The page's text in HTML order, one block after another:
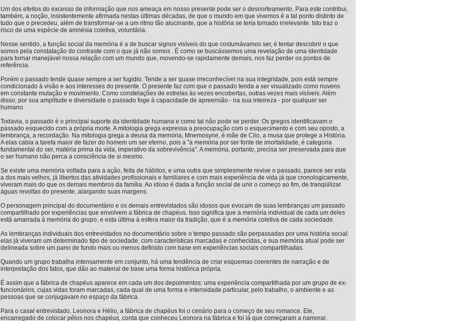
Um dos efeitos do excesso de informação que nos ameaça em nosso presente pode ser o desnorteamento. Para este contribui,
também, a noção, insistentemente afirmada nestas últimas décadas, de que o mundo em que vivemos é a tal ponto distinto de
tudo que o precedeu, além de transformar-se a um ritmo tão alucinante, que a história se teria tornado irrelevante. Isto traz o
risco de uma espécie de amnésia coletiva, voluntária.
Nesse sentido, a função social da memória é a de buscar signos visíveis do que costumávamos ser, é tentar descobrir o que
somos pela constatação do contraste com o que já não somos . É como se buscássemos uma revelação de uma identidade
para tornar manejável nossa relação com um mundo que, movendo-se rapidamente demais, nos faz perder os pontos de
referência.
Porém o passado tende quase sempre a ser fugidio. Tende a ser quase irreconhecível na sua integridade, pois está sempre
condicionado à visão e aos interesses do presente. O presente faz com que o passado tenda a ser visualizado como nuvens
em constante mutação e movimento. Como constelações de estrelas às vezes encobertas, outras vezes mais visíveis. Além
disso, por sua amplitude e diversidade o passado foge à capacidade de apreensão - na sua inteireza - por qualquer ser
humano.
Todavia, o passado é o principal suporte da identidade humana e como tal não pode se perder. Os gregos identificavam o
passado esquecido com a própria morte. A mitologia grega expressa a preocupação com o esquecimento e com seu oposto, a
lembrança, a recordação. Na mitologia grega a deusa da memória, Mnemosyne, é mãe de Clio, a musa que protege a História.
A elas cabia a tarefa maior de fazer do homem um ser eterno, pois a "a memória por ser fonte de imortalidade, é categoria
fundamental do ser, matéria prima da vida, imperativo da sobrevivência". A memória, portanto, precisa ser preservada para que
o ser humano não perca a consciência de si mesmo.
Se existe uma memória voltada para a ação, feita de hábitos, e uma outra que simplesmente revive o passado, parece ser esta
a dos mais velhos, já libertos das atividades profissionais e familiares e com mais experiência de vida já que cronologicamente,
viveram mais do que os demais membros da família. Ao idoso é dada a função social de unir o começo ao fim, de tranqüilizar
águas revoltas do presente, alargando suas margens.
O personagem principal do documentário e os demais entrevistados são idosos que evocam de suas lembranças um passado
compartilhado por experiências que envolvem a fábrica de chapéus. Isso significa que a memória individual de cada um deles
está amarrada à memória do grupo, e esta última à esfera maior da tradição, que é a memória coletiva de cada sociedade.
As lembranças individuais dos entrevistados no documentário sobre o tempo passado são perpassadas por uma história social:
elas já viveram um determinado tipo de sociedade, com características marcadas e conhecidas, e sua memória atual pode ser
delineada sobre um pano de fundo mais ou menos definido com base em experiências sociais compartilhadas.
Quando um grupo trabalha intensamente em conjunto, há uma tendência de criar esquemas coerentes de narração e de
interpretação dos fatos, que dão ao material de base uma forma histórica própria.
É assim que a fábrica de chapéus aparece em cada um dos depoimentos: uma experiência compartilhada por um grupo de ex-
funcionários, cujas vidas foram marcadas, cada qual de uma forma e intensidade particular, pelo trabalho, o ambiente e as
pessoas que se conjugavam no espaço da fábrica.
Para o casal entrevistado, Leonora e Hélio, a fábrica de chapéus foi o cenário para o começo de seu romance. Ele,
encarregado de colocar pêlos nos chapéus, conta que conheceu Leonora na fábrica e foi lá que começaram a namorar.